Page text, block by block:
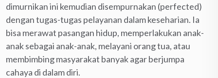
dimurnikan ini kemudian disempurnakan (perfected)
dengan tugas-tugas pelayanan dalam keseharian. Ia
bisa merawat pasangan hidup, memperlakukan anak-
anak sebagai anak-anak, melayani orang tua, atau
membimbing masyarakat banyak agar berjumpa
cahaya di dalam diri.